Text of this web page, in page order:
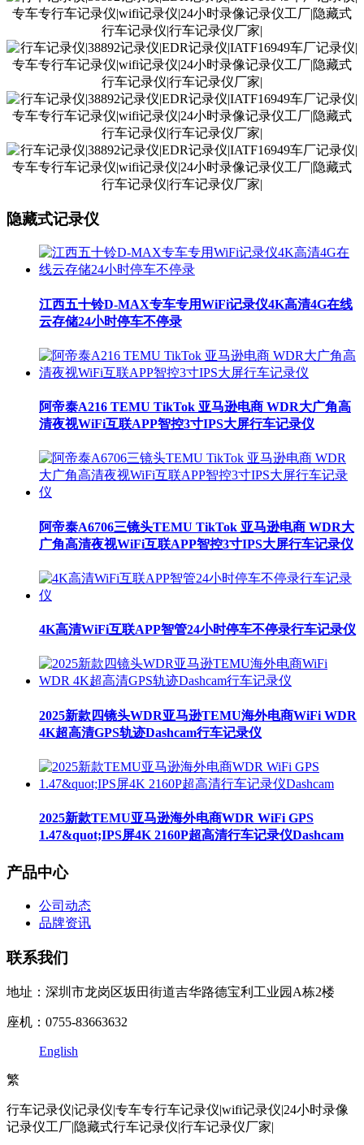
隐藏式记录仪
江西五十铃D-MAX专车专用WiFi记录仪4K高清4G在线
云存储24小时停车不停录
阿帝泰A216 TEMU TikTok 亚马逊电商 WDR大广角高
清夜视WiFi互联APP智控3寸IPS大屏行车记录仪
阿帝泰A6706三镜头TEMU TikTok 亚马逊电商 WDR大
广角高清夜视WiFi互联APP智控3寸IPS大屏行车记录仪
4K高清WiFi互联APP智管24小时停车不停录行车记录仪
2025新款四镜头WDR亚马逊TEMU海外电商WiFi WDR
4K超高清GPS轨迹Dashcam行车记录仪
2025新款TEMU亚马逊海外电商WDR WiFi GPS
1.47&quot;IPS屏4K 2160P超高清行车记录仪Dashcam
产品中心
公司动态
品牌资讯
联系我们
地址：深圳市龙岗区坂田街道吉华路德宝利工业园A栋2楼
座机：0755-83663632
English
繁
行车记录仪|记录仪|专车专行车记录仪|wifi记录仪|24小时录像
记录仪工厂|隐藏式行车记录仪|行车记录仪厂家|